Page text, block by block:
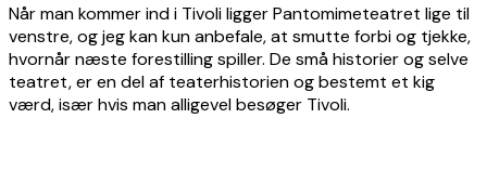
Når man kommer ind i Tivoli ligger Pantomimeteatret lige til
venstre, og jeg kan kun anbefale, at smutte forbi og tjekke,
hvornår næste forestilling spiller. De små historier og selve
teatret, er en del af teaterhistorien og bestemt et kig
værd, især hvis man alligevel besøger Tivoli.